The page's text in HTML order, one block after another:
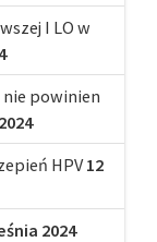
I LO w
nie powinien
HPV 12
2024